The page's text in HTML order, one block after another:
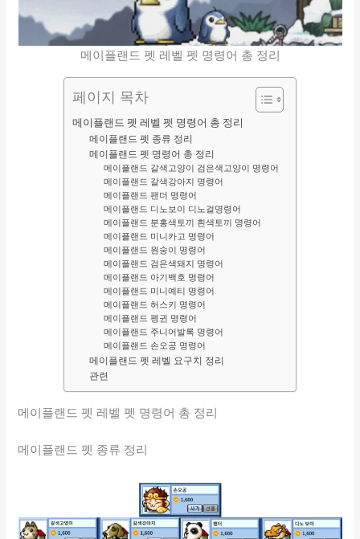
메이플랜드 펫 레벨 펫 명령어 총 정리
페이지 목차
메이플랜드 펫 레벨 펫 명령어 총 정리
메이플랜드 펫 종류 정리
메이플랜드 펫 명령어 총 정리
메이플랜드 갈색고양이 검은색고양이 명령어
메이플랜드 갈색강아지 명령어
메이플랜드 팬더 명령어
메이플랜드 디노보이 디노걸명령어
메이플랜드 분홍색토끼 흰색토끼 명령어
메이플랜드 미니카고 명령어
메이플랜드 원숭이 명령어
메이플랜드 검은색돼지 명령어
메이플랜드 아기백호 명령어
메이플랜드 미니예티 명령어
메이플랜드 허스키 명령어
메이플랜드 펭귄 명령어
메이플랜드 주니어발록 명령어
메이플랜드 손오공 명령어
메이플랜드 펫 레벨 요구치 정리
관련
메이플랜드 펫 레벨 펫 명령어 총 정리
메이플랜드 펫 종류 정리